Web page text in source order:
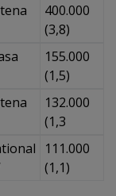
400.000
(3,8)
155.000
(1,5)
132.000
(1,3
111.000
(1,1)